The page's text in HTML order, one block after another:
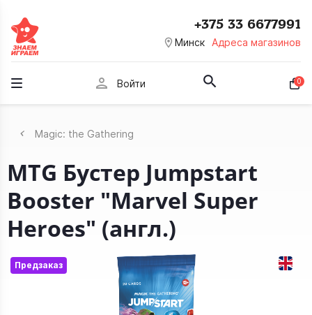
room Минск Адреса магазинов
+375 33 6677991
person Войти 0
Magic: the Gathering
MTG Бустер Jumpstart
Booster "Marvel Super
Heroes" (англ.)
Предзаказ